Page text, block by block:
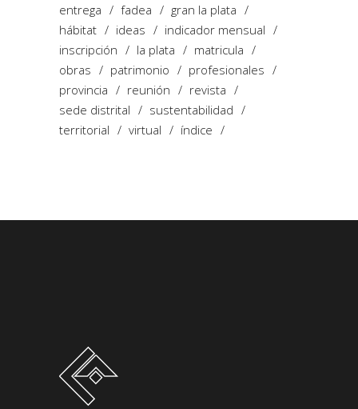
entrega
fadea
gran la plata
hábitat
ideas
indicador mensual
inscripción
la plata
matricula
obras
patrimonio
profesionales
provincia
reunión
revista
sede distrital
sustentabilidad
territorial
virtual índice